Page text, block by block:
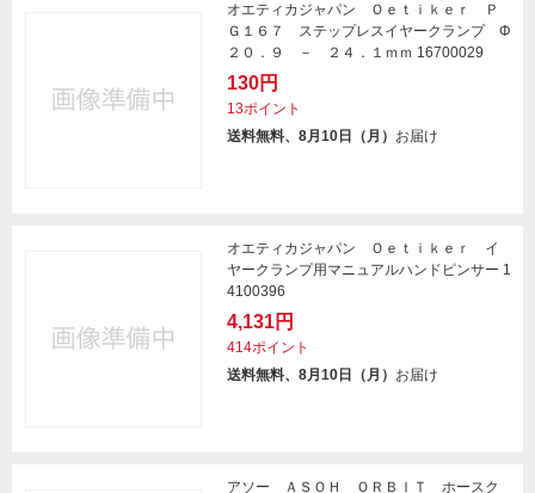
オエティカジャパン Ｏｅｔｉｋｅｒ Ｐ
Ｇ１６７ ステップレスイヤークランプ Φ
２０．９ － ２４．１ｍｍ 16700029
130円
13ポイント
送料無料、8月10日（月） お届け
オエティカジャパン Ｏｅｔｉｋｅｒ イ
ヤークランプ用マニュアルハンドピンサー 1
4100396
4,131円
414ポイント
送料無料、8月10日（月） お届け
アソー ＡＳＯＨ ＯＲＢＩＴ ホースク